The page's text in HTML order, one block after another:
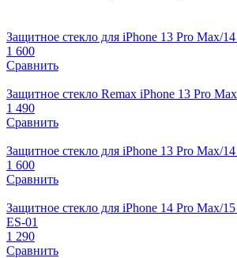
Защитное стекло для iPhone 13 Pro Max/
1 600
Сравнить
Защитное стекло Remax iPhone 13 Pro
1 490
Сравнить
Защитное стекло для iPhone 13 Pro Max/
1 600
Сравнить
Защитное стекло для iPhone 14 Pro Max/
ES-01
1 290
Сравнить